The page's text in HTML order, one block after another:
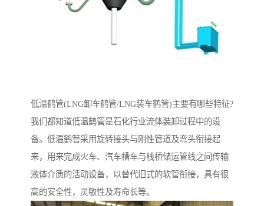
低温鹤管(LNG卸车鹤管/LNG装车鹤管)主要有哪些特征?
我们都知道低温鹤管是石化行业流体装卸过程中的设
备。低温鹤管采用旋转接头与刚性管道及弯头衔接起
来，用来完成火车、汽车槽车与栈桥储运管线之间传输
液体介质的活动设备，以替代旧式的软管衔接，具有很
高的安全性，灵敏性及寿命长等。